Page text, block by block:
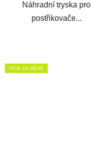
Náhradní tryska pro
postřikovače...
VÍCE ZA MÉNĚ